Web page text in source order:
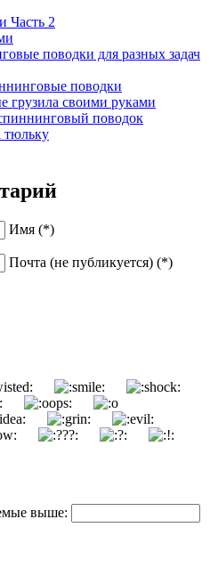
Часть 2
поводки для разных задач
поводки
грузила своими руками
поводок
тюльку
Имя (*)
Почта (не публикуется) (*)
выше: